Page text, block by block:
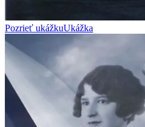
Pozrieť ukážkuUkážka